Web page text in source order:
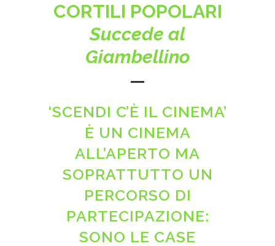
CORTILI POPOLARI
Succede al
Giambellino
‘SCENDI C’È IL CINEMA’
È UN CINEMA
ALL’APERTO MA
SOPRATTUTTO UN
PERCORSO DI
PARTECIPAZIONE:
SONO LE CASE